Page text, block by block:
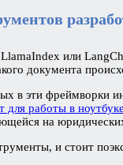
или
документа
в эти фреймворки
для работы в ноутбуке
на
и стоит